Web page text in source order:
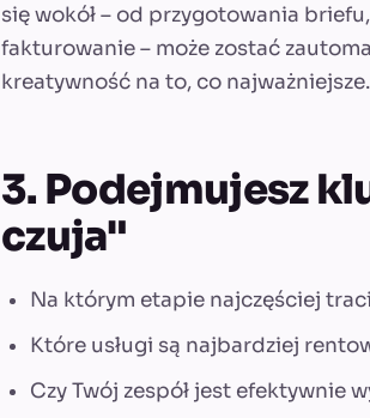
się wokół – od przygotowania
fakturowanie – może zostać
kreatywność na to, co najważniejsze.
3. Podejmujesz
czuja"
Na którym etapie najczęściej
Które usługi są najbardziej
Czy Twój zespół jest efektywnie